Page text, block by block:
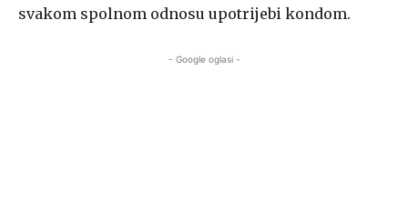
svakom spolnom odnosu upotrijebi kondom.
- Google oglasi -